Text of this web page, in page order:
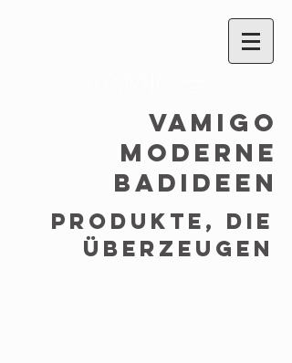
VAMIGO
moderne
Badideen
Produkte, die
überzeugen